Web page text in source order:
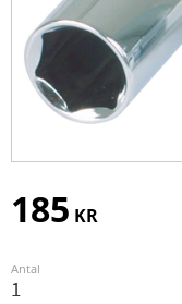
185 KR
Antal